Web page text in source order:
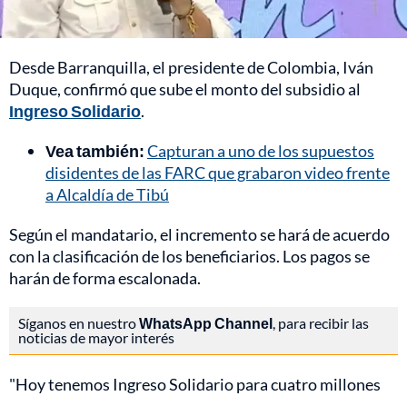
Desde Barranquilla, el presidente de Colombia, Iván
Duque, confirmó que sube el monto del subsidio al
Ingreso Solidario.
Vea también:Capturan a uno de los supuestos
disidentes de las FARC que grabaron video frente
a Alcaldía de Tibú
Según el mandatario, el incremento se hará de acuerdo
con la clasificación de los beneficiarios. Los pagos se
harán de forma escalonada.
Síganos en nuestroWhatsApp Channel , para recibir las
noticias de mayor interés
"Hoy tenemos Ingreso Solidario para cuatro millones